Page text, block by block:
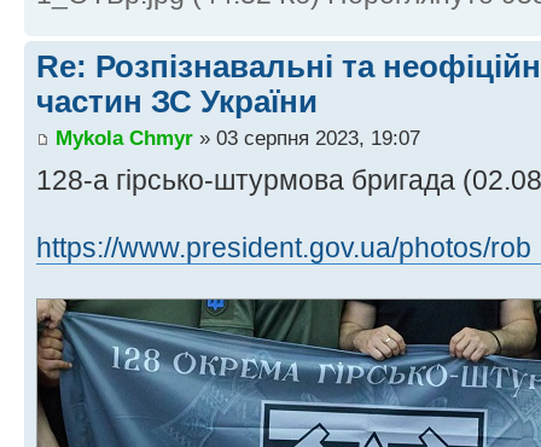
Re: Розпізнавальні та
частин ЗС України
Mykola Chmyr » 03 серпня 2023, 19:07
128-а гірсько-штурмова бригада
https://www.president.gov.ua/photos/rob